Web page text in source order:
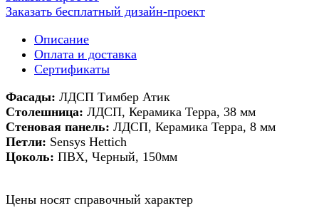
Заказать бесплатный дизайн-проект
Описание
Оплата и доставка
Сертификаты
Фасады: ЛДСП Тимбер Атик
Столешница: ЛДСП, Керамика Терра, 38 мм
Стеновая панель: ЛДСП, Керамика Терра, 8 мм
Петли: Sensys Hettich
Цоколь: ПВХ, Черный, 150мм
Цены носят справочный характер